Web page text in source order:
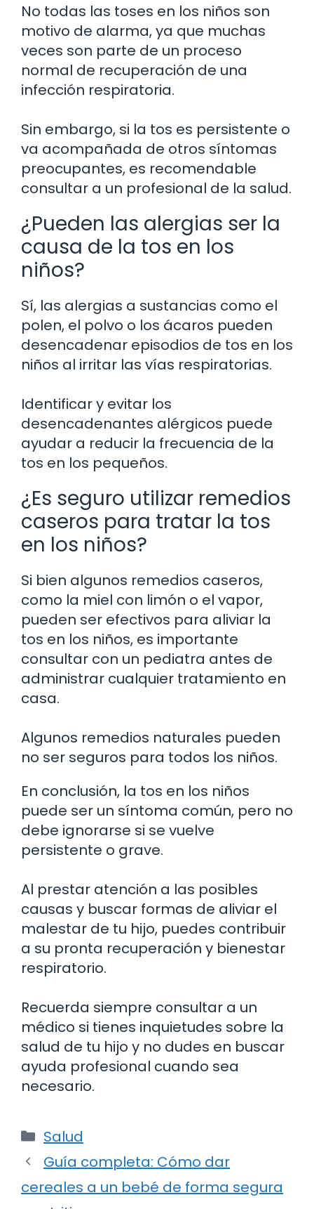
No todas las toses en los niños son
motivo de alarma, ya que muchas
veces son parte de un proceso
normal de recuperación de una
infección respiratoria.
Sin embargo, si la tos es persistente o
va acompañada de otros síntomas
preocupantes, es recomendable
consultar a un profesional de la salud.
¿Pueden las alergias ser la
causa de la tos en los
niños?
Sí, las alergias a sustancias como el
polen, el polvo o los ácaros pueden
desencadenar episodios de tos en los
niños al irritar las vías respiratorias.
Identificar y evitar los
desencadenantes alérgicos puede
ayudar a reducir la frecuencia de la
tos en los pequeños.
¿Es seguro utilizar remedios
caseros para tratar la tos
en los niños?
Si bien algunos remedios caseros,
como la miel con limón o el vapor,
pueden ser efectivos para aliviar la
tos en los niños, es importante
consultar con un pediatra antes de
administrar cualquier tratamiento en
casa.
Algunos remedios naturales pueden
no ser seguros para todos los niños.
En conclusión, la tos en los niños
puede ser un síntoma común, pero no
debe ignorarse si se vuelve
persistente o grave.
Al prestar atención a las posibles
causas y buscar formas de aliviar el
malestar de tu hijo, puedes contribuir
a su pronta recuperación y bienestar
respiratorio.
Recuerda siempre consultar a un
médico si tienes inquietudes sobre la
salud de tu hijo y no dudes en buscar
ayuda profesional cuando sea
necesario.
Categorías
Salud
Guía completa: Cómo dar
cereales a un bebé de forma segura